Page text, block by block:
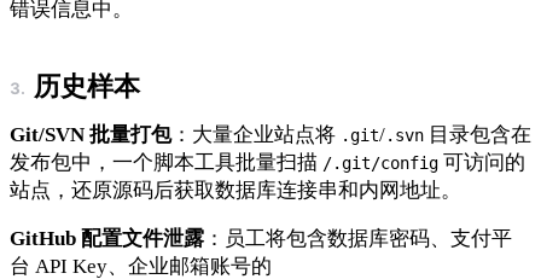
错误信息中。
历史样本
Git/SVN 批量打包：大量企业站点将 .git/.svn 目录包含在
发布包中，一个脚本工具批量扫描 /.git/config 可访问的
站点，还原源码后获取数据库连接串和内网地址。
GitHub 配置文件泄露 ：员工将包含数据库密码、支付平
台 API Key、企业邮箱账号的